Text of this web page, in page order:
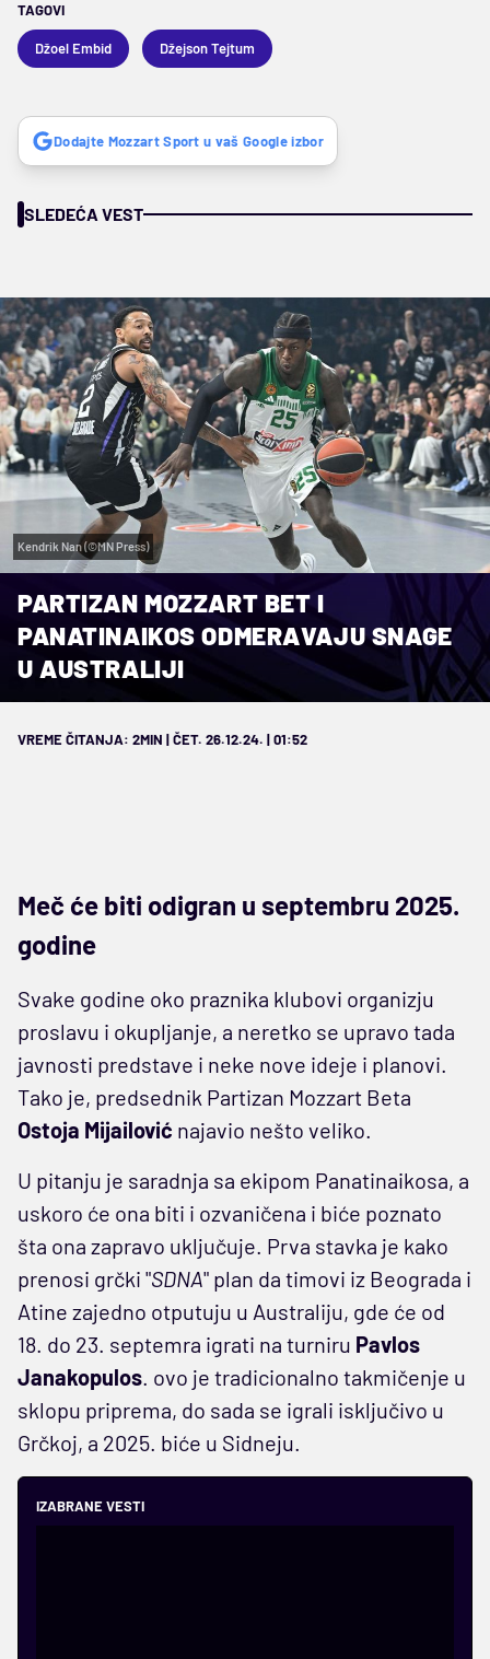
TAGOVI
Džoel Embid Džejson Tejtum
Dodajte Mozzart Sport u vaš Google izbor
SLEDEĆA VEST
Kendrik Nan (©MN Press)
PARTIZAN MOZZART BET I
PANATINAIKOS ODMERAVAJU SNAGE
U AUSTRALIJI
VREME ČITANJA: 2MIN | ČET. 26.12.24. | 01:52
Meč će biti odigran u septembru 2025.
godine
Svake godine oko praznika klubovi organizju
proslavu i okupljanje, a neretko se upravo tada
javnosti predstave i neke nove ideje i planovi.
Tako je, predsednik Partizan Mozzart Beta
Ostoja Mijailović najavio nešto veliko.
U pitanju je saradnja sa ekipom Panatinaikosa, a
uskoro će ona biti i ozvaničena i biće poznato
šta ona zapravo uključuje. Prva stavka je kako
prenosi grčki "SDNA" plan da timovi iz Beograda i
Atine zajedno otputuju u Australiju, gde će od
18. do 23. septemra igrati na turniru Pavlos
Janakopulos. ovo je tradicionalno takmičenje u
sklopu priprema, do sada se igrali isključivo u
Grčkoj, a 2025. biće u Sidneju.
IZABRANE VESTI